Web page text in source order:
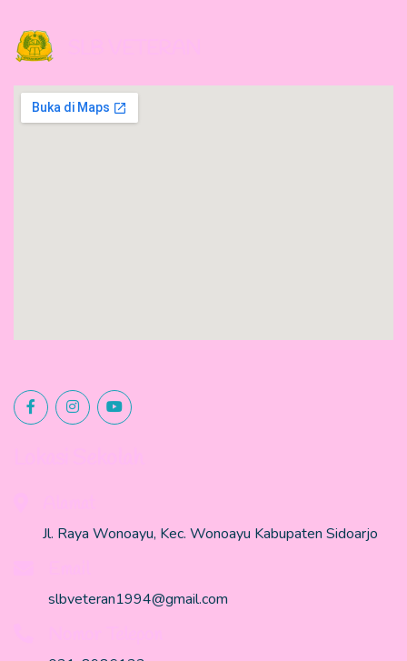
Jl. Raya Wonoayu, Kec. Wonoayu Kabupaten Sidoarjo
slbveteran1994@gmail.com